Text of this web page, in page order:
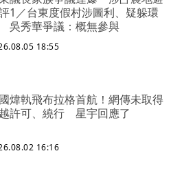
1／台東度假村涉圖利、疑躲環
秀華爭議：概無參與
18:55
煒執飛布拉格首航！網傳未取得
許可、繞行 星宇回應了
16:16